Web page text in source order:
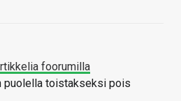
foorumilla
puolella toistakseksi pois